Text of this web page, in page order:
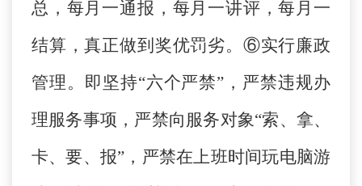
总，每月一通报，每月一讲评，每月一
结算，真正做到奖优罚劣。⑥实行廉政
管理。即坚持“六个严禁”，严禁违规办
理服务事项，严禁向服务对象“索、拿、
卡、要、报”，严禁在上班时间玩电脑游